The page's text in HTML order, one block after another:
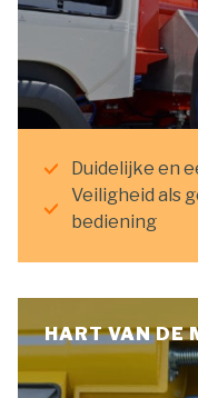
Duidelijke en
Veiligheid als
bediening
HART VAN DE